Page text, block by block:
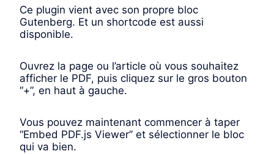
Ce plugin vient avec son propre bloc
Gutenberg. Et un shortcode est aussi
disponible.
Ouvrez la page ou l’article où vous souhaitez
afficher le PDF, puis cliquez sur le gros bouton
“+”, en haut à gauche.
Vous pouvez maintenant commencer à taper
“Embed PDF.js Viewer” et sélectionner le bloc
qui va bien.